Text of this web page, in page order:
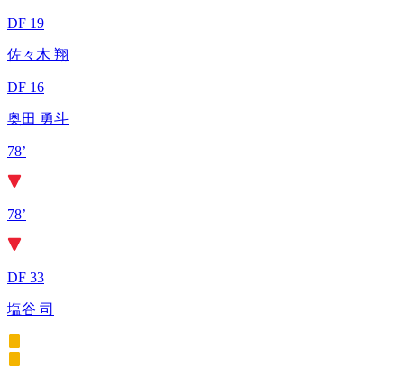
DF 19
佐々木 翔
DF 16
奥田 勇斗
78’
78’
DF 33
塩谷 司